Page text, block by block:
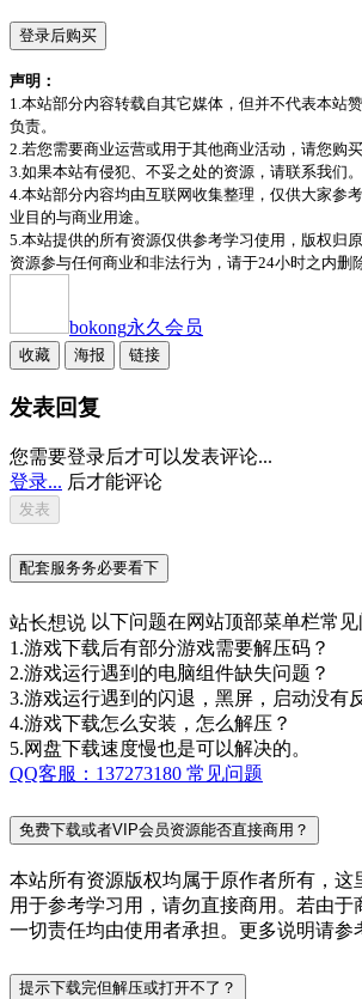
登录后购买
声明：
1.本站部分内容转载自其它媒体，但并不代表本站
负责。
2.若您需要商业运营或用于其他商业活动，请您购
3.如果本站有侵犯、不妥之处的资源，请联系我们
4.本站部分内容均由互联网收集整理，仅供大家参
业目的与商业用途。
5.本站提供的所有资源仅供参考学习使用，版权归
资源参与任何商业和非法行为，请于24小时之内删
bokong永久会员
收藏 海报 链接
发表回复
您需要登录后才可以发表评论...
登录... 后才能评论
配套服务务必要看下
站长想说 以下问题在网站顶部菜单栏常
1.游戏下载后有部分游戏需要解压码？
2.游戏运行遇到的电脑组件缺失问题？
3.游戏运行遇到的闪退，黑屏，启动没有
4.游戏下载怎么安装，怎么解压？
5.网盘下载速度慢也是可以解决的。
QQ客服：137273180 常见问题
免费下载或者VIP会员资源能否直接商用？
本站所有资源版权均属于原作者所有，这
用于参考学习用，请勿直接商用。若由于
一切责任均由使用者承担。更多说明请参
提示下载完但解压或打开不了？